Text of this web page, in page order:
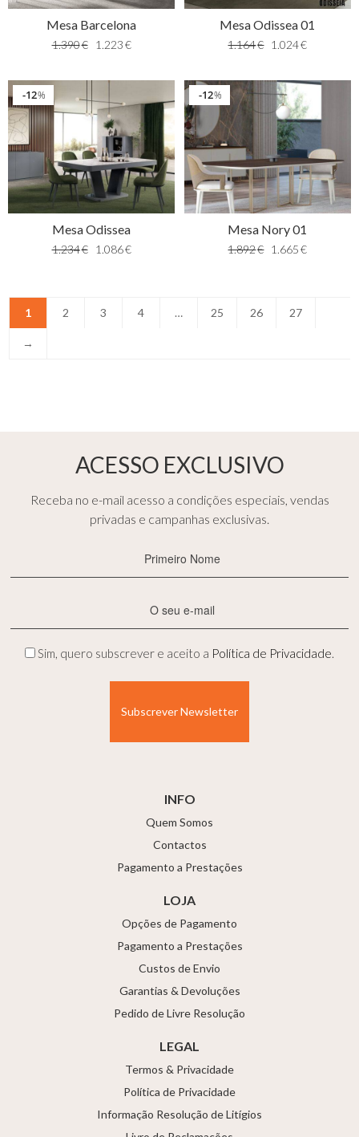
Mesa Barcelona
1.390€ 1.223€
Mesa Odissea 01
1.164€ 1.024€
%
12
Mesa Odissea
1.234€ 1.086€
%
12
Mesa Nory 01
1.892€ 1.665 €
1 2 3 4 … 25 26 27
→
ACESSO EXCLUSIVO
Receba no e-mail acesso a condições especiais, vendas
privadas e campanhas exclusivas.
Nome
mail
Privacidade
Sim, quero subscrever e aceito a Política de Privacidade
INFO
Quem Somos
Contactos
Pagamento a Prestações
LOJA
Opções de Pagamento
Pagamento a Prestações
Custos de Envio
Garantias & Devoluções
Pedido de Livre Resolução
LEGAL
Termos & Privacidade
Política de Privacidade
Informação Resolução de Litígios